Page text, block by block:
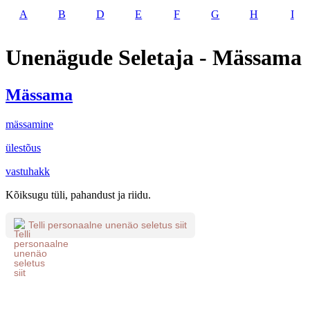
A B D E F G H I
Unenägude Seletaja - Mässama
Mässama
mässamine
ülestõus
vastuhakk
Kõiksugu tüli, pahandust ja riidu.
Telli personaalne unenäo seletus siit